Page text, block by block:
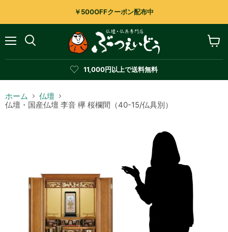
￥500OFFクーポン配布中
索
11,000円以上で送料無料
ー
見
ホーム
仏壇
仏壇・国産仏壇 李音 欅 桜欄間（40-15/仏具別）